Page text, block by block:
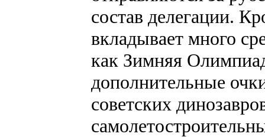
состав делегации.
вкладывает много
как Зимняя
дополнительные
советских